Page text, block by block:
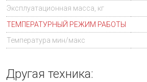
Эксплуатационная масса, кг
ТЕМПЕРАТУРНЫЙ РЕЖИМ РАБОТЫ
Температура мин/макс
Другая техника: